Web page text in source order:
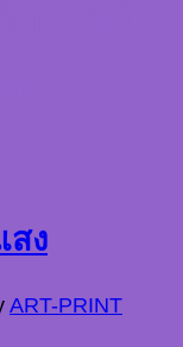
สง
ART-PRINT